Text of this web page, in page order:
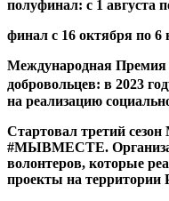
полуфинал: с 1 августа
финал с 16 октября по 6
Международная
добровольцев: в 2023
на реализацию
Стартовал третий
#МЫВМЕСТЕ.
волонтеров, которые
проекты на территории